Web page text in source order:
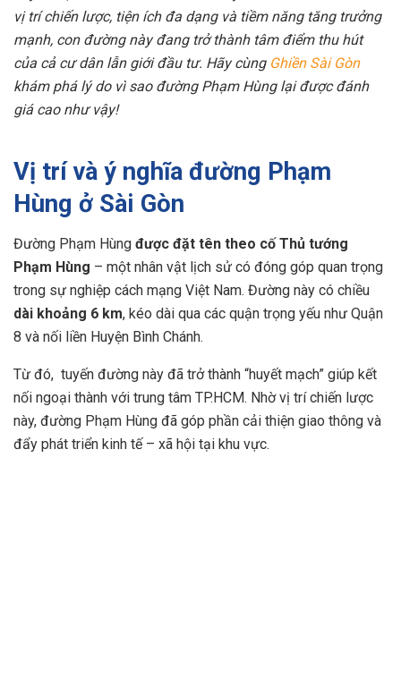
vị trí chiến lược, tiện ích đa dạng và tiềm năng tăng trưởng
mạnh, con đường này đang trở thành tâm điểm thu hút
của cả cư dân lẫn giới đầu tư. Hãy cùng Ghiền Sài Gòn
khám phá lý do vì sao đường Phạm Hùng lại được đánh
giá cao như vậy!
Vị trí và ý nghĩa đường Phạm
Hùng ở Sài Gòn
Đường Phạm Hùng được đặt tên theo cố Thủ tướng
Phạm Hùng – một nhân vật lịch sử có đóng góp quan trọng
trong sự nghiệp cách mạng Việt Nam. Đường này có chiều
dài khoảng 6 km, kéo dài qua các quận trọng yếu như Quận
8 và nối liền Huyện Bình Chánh.
Từ đó, tuyến đường này đã trở thành “huyết mạch” giúp kết
nối ngoại thành với trung tâm TP.HCM. Nhờ vị trí chiến lược
này, đường Phạm Hùng đã góp phần cải thiện giao thông và
đẩy phát triển kinh tế – xã hội tại khu vực.